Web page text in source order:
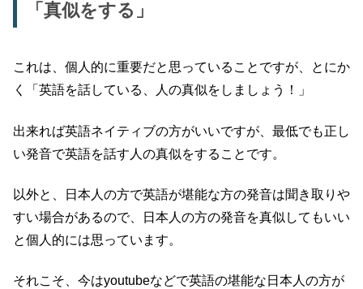
「真似をする」
これは、個人的に重要だと思っていることですが、とにか
く「英語を話している、人の真似をしましょう！」
出来れば英語ネイティブの方がいいですが、最低でも正し
い発音で英語を話す人の真似をすることです。
以外と、日本人の方で英語が堪能な方の発音は聞き取りや
すい場合があるので、日本人の方の発音を真似してもいい
と個人的には思っています。
それこそ、今はyoutubeなどで英語の堪能な日本人の方が